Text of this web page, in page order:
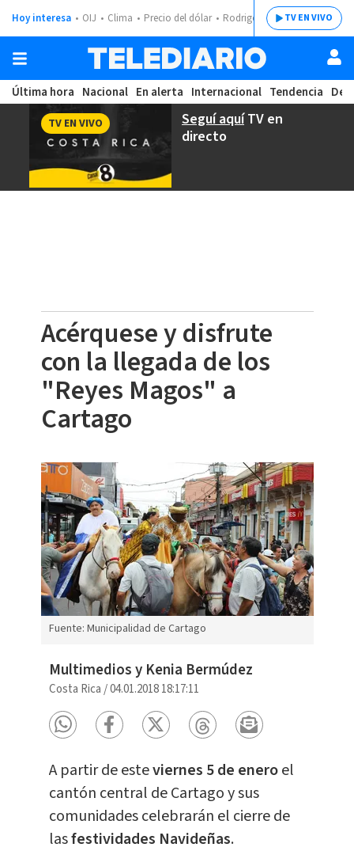
Hoy interesa OIJ Clima Precio del dólar Rodrigo ChavesTV EN VIVO
Última hora Nacional En alerta Internacional Tendencia
Seguí aquíTV en
directo
TV EN VIVO
Acérquese y disfrute
con la llegada de los
"Reyes Magos" a
Cartago
Fuente: Municipalidad de Cartago
Multimedios y Kenia Bermúdez
Costa Rica /04.01.2018 18:17:11
A partir de esteviernes 5 de eneroel
cantón central de Cartago y sus
comunidades celebrarán el cierre de
lasfestividades Navideñas.